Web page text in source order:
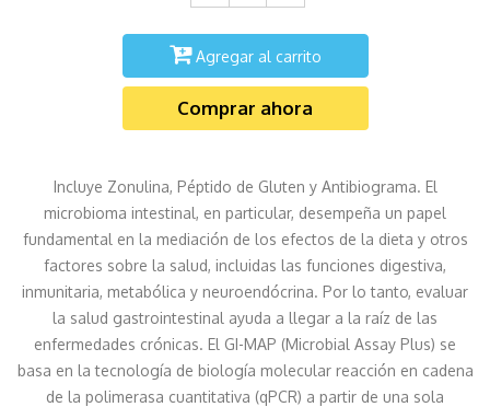
Agregar al carrito
Comprar ahora
Incluye Zonulina, Péptido de Gluten y Antibiograma. El
microbioma intestinal, en particular, desempeña un papel
fundamental en la mediación de los efectos de la dieta y otros
factores sobre la salud, incluidas las funciones digestiva,
inmunitaria, metabólica y neuroendócrina. Por lo tanto, evaluar
la salud gastrointestinal ayuda a llegar a la raíz de las
enfermedades crónicas. El GI-MAP (Microbial Assay Plus) se
basa en la tecnología de biología molecular reacción en cadena
de la polimerasa cuantitativa (qPCR) a partir de una sola